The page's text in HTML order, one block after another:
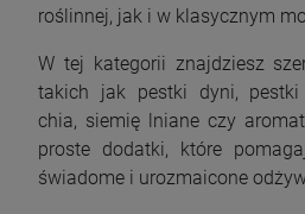
roślinnej, jak i w klasycznym
W tej kategorii znajdziesz
takich jak pestki dyni, pestki
chia, siemię lniane czy
proste dodatki, które
świadome i urozmaicone